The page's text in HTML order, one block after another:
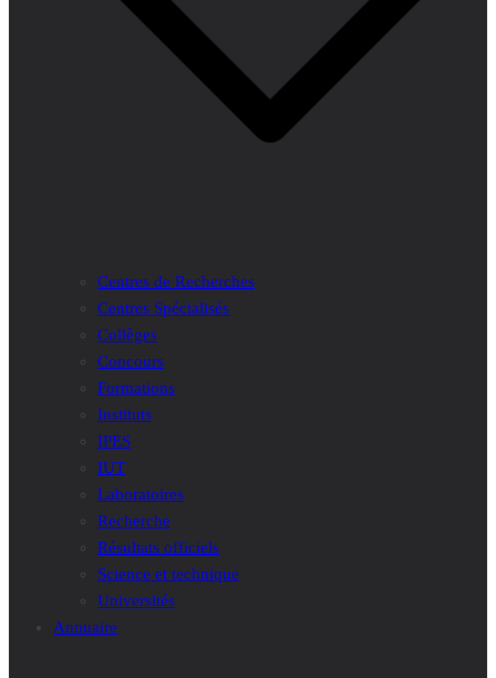
Centres de Recherches
Centres Spécialisés
Collèges
Concours
Formations
Instituts
IPES
IUT
Laboratoires
Recherche
Résultats officiels
Science et technique
Universités
Annuaire